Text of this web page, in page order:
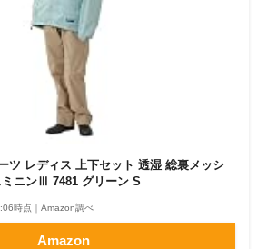
ツ レディス 上下セット 透湿 総裏メッシ
ミニンⅢ 7481 グリーン S
時点｜Amazon調べ
Amazon